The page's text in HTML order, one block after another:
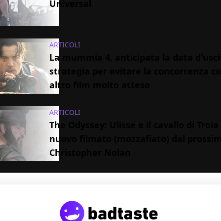
Universal
ARTICOLI
La mummia 4, anticipata la data
strategia per evitare la concorrenza
altro film molto atteso
ARTICOLI
The Odyssey: Ulisse e il cavallo di Troia
nuovo filmato (mozzafiato) dal
Christopher Nolan